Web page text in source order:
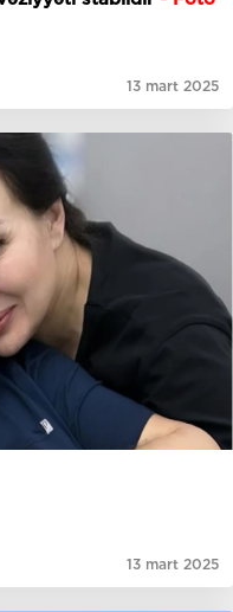
13 mart 2025
13 mart 2025